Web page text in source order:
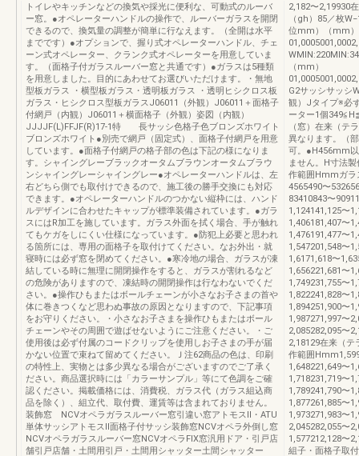
トイレやキッチンなどの換気や採光に便利な、可動式のルーバ
ー窓。●オペレーターハンドルの操作で、ルーバーガラスを開閉
できるので、換気量の調整が簡単に行なえます。（全開は水平
までです）●オプションで、握り式オペレーターハンドル、チェ
ーン式オペレーター、クランク式オペレーターを用意していま
す。（面格子付ガラスルーバー窓と共通です）●ガラスは5種類
を用意しました。目的にあわせてお選びいただけます。・無地
型板ガラス ・横型板ガラス・透明板ガラス ・透明ヒシクロス板
ガラス・ヒシクロス型板ガラスJ06011（外観）J06011＋面格子
付網戸（内観）J06011＋横面格子（外観）姿図（内観）
JJJJF(L)FFJF(R)17-1特 長サッシ色格子色ブロンズホワイト
ブロンズホワイト●別売で網戸（固定式）、面格子付網戸を用意
しています。●面格子付網戸の格子部の色は下記の様になりま
す。シャイングレーブラックオータムブラウンオータムブラウ
ンシャイングレーシャイングレー●オペレーターハンドルは、左
右どちら側でも取付けできるので、施工後の勝手交換にも対応
できます。●オペレーターハンドルのつかない縦枠には、ハンド
ルデザインに合わせたキャップが標準装備されています。●ガラ
スにはR加工を施しています。ガラス外面を拭く場合、手が触れ
てもケガをしにくい仕様になっています。●防犯上必要と思われ
る箇所には、専用の面格子を取付けてください。なお外出・就
寝時には必ず窓を閉めてください。●寒冷地の場合、ガラスが凍
結している時に無理に開閉操作をすると、ガラスが割れるなど
の危険がありますので、凍結時の開閉操作は行なわないでくだ
さい。●操作ひもまたはボールチェーンが小さなお子さまの首や
体に巻きつくなど思わぬ事故の原因となりますので、下記事項
をお守りください。・小さなお子さまを操作ひもまたはボール
チェーンやその周囲で遊ばせないようにご注意ください。・ご
使用後は必ず付属のコードクリップを使用しお子さまの手が届
かない位置で束ねて留めてください。Ｊ注62商品の色は、印刷
の特性上、実物とは多少異なる場合がございますのでご了承く
ださい。商品選択時には「カラーサンプル」等にて色調をご確
認ください。掲載価格には、消費税、ガラス代（ガラス組込商
品を除く）、組立代、取付費、運賃等は含まれておりません。
装飾窓 NCVオペラガラスルーバー窓引違い窓アトモスⅡ・ATU
単体サッシアトモスⅡ面格子付サッシ装飾窓NCVオペラ外倒し窓
NCVオペラガラスルーバー窓NCVオペラFIX窓汎用ドア・引戸店
舗引戸店舗・土間用引戸・土間用シャッター土間シャッター
2,182〜2,19930
（gh）85／枚
位mm）（mm
（mm）
G2サッシサッシ
観）Jタイプ※必
ーター1個
（窓）在来（テ
異なります。（
可。●H456mm
ません。H寸法
作範囲Hmmガラ
4565490〜
83410843〜
1,124141,125〜
1,406181,407〜
1,476191,477〜
1,547201,548〜
1,6171,618〜
1,656221,681〜
1,749231,755〜
1,822241,828〜
1,894251,900〜
1,987271,997〜
2,085282,095〜
2,18129在来（
作範囲
1,648221,649〜
1,718231,719〜
1,789241,790〜
1,877261,885〜
1,973271,983〜
2,045282,055〜
1,577212,128〜
組子・面格子取